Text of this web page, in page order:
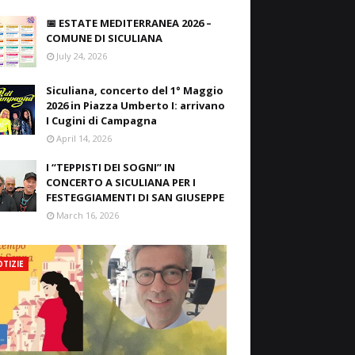
📅 ESTATE MEDITERRANEA 2026 –
COMUNE DI SICULIANA
July 24, 2026
Siculiana, concerto del 1° Maggio
2026 in Piazza Umberto I: arrivano
I Cugini di Campagna
April 14, 2026
I “TEPPISTI DEI SOGNI” IN
CONCERTO A SICULIANA PER I
FESTEGGIAMENTI DI SAN GIUSEPPE
March 16, 2026